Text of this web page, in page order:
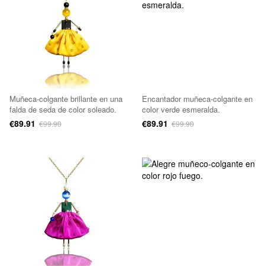
Muñeca-colgante brillante en una
falda de seda de color soleado.
€89.91 €99.90
Encantador muñeca-colgante en
color verde esmeralda.
€89.91 €99.90